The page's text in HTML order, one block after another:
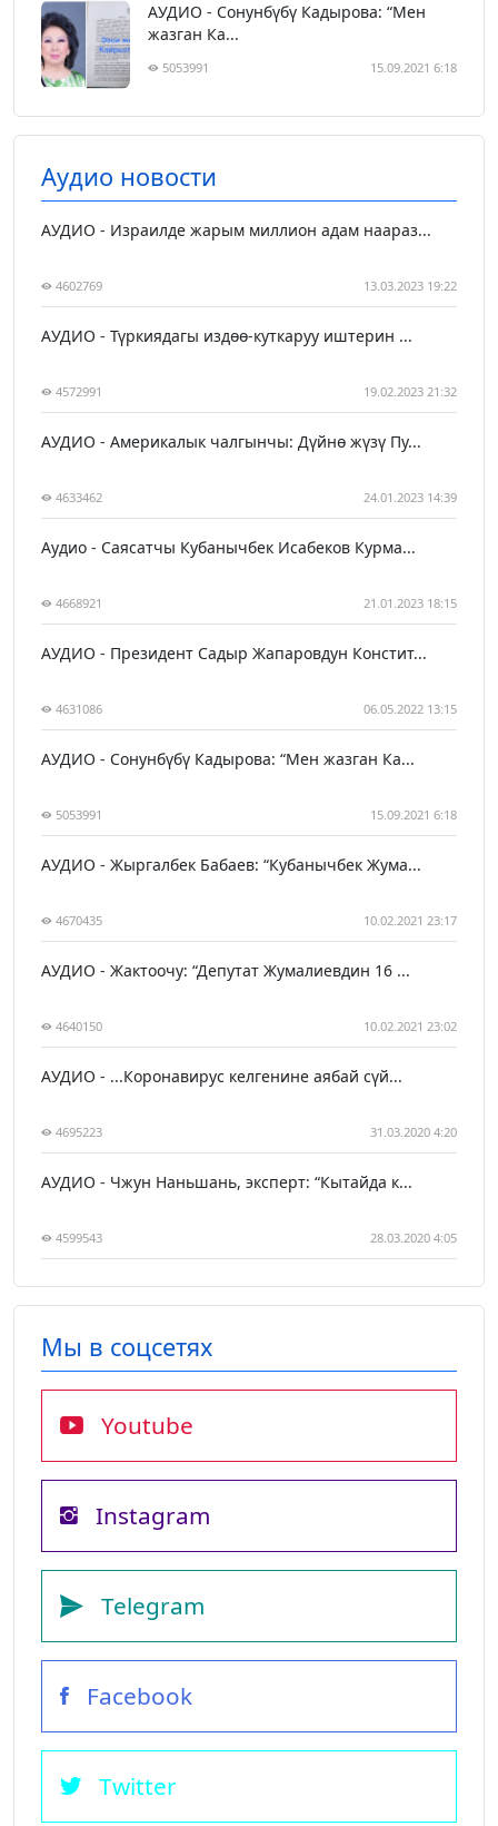
АУДИО - Сонунбүбү Кадырова: “Мен
жазган Ка...
5053991 15.09.2021 6:18
Аудио новости
АУДИО - Израилде жарым миллион адам наараз...
4602769 13.03.2023 19:22
АУДИО - Түркиядагы издөө-куткаруу иштерин ...
4572991 19.02.2023 21:32
АУДИО - Америкалык чалгынчы: Дүйнө жүзү Пу...
4633462 24.01.2023 14:39
Аудио - Саясатчы Кубанычбек Исабеков Курма...
4668921 21.01.2023 18:15
АУДИО - Президент Садыр Жапаровдун Констит...
4631086 06.05.2022 13:15
АУДИО - Сонунбүбү Кадырова: “Мен жазган Ка...
5053991 15.09.2021 6:18
АУДИО - Жыргалбек Бабаев: “Кубанычбек Жума...
4670435 10.02.2021 23:17
АУДИО - Жактоочу: “Депутат Жумалиевдин 16 ...
4640150 10.02.2021 23:02
АУДИО - ...Коронавирус келгенине аябай сүй...
4695223 31.03.2020 4:20
АУДИО - Чжун Наньшань, эксперт: “Кытайда к...
4599543 28.03.2020 4:05
Мы в соцсетях
Youtube
Instagram
Telegram
Facebook
Twitter